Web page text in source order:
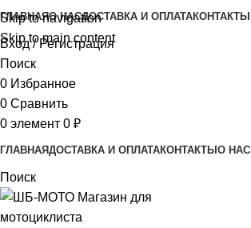
Skip to navigation
Skip to main content
ГЛАВНАЯО НАСДОСТАВКА И ОПЛАТАКОНТАКТЫ
Вход / Регистрация
Поиск
0 Избранное
0 Сравнить
0 элемент 0 ₽
ГЛАВНАЯДОСТАВКА И ОПЛАТАКОНТАКТЫ О НАС
Поиск